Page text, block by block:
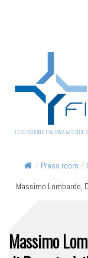
FEDERAZIONE ITALIANA AZIENDE
/ Press room /
Massimo Lombardo,
Massimo